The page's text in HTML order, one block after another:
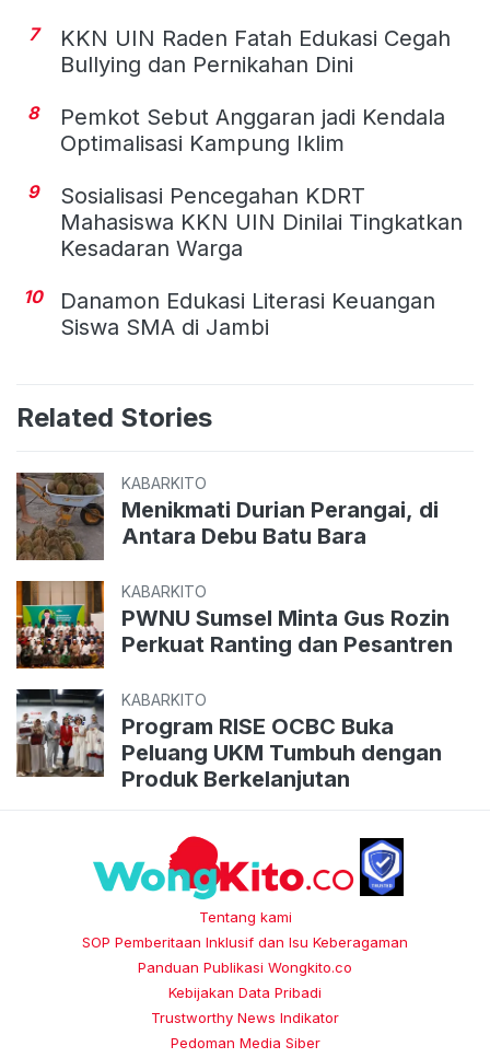
7
KKN UIN Raden Fatah Edukasi Cegah
Bullying dan Pernikahan Dini
8
Pemkot Sebut Anggaran jadi Kendala
Optimalisasi Kampung Iklim
9
Sosialisasi Pencegahan KDRT
Mahasiswa KKN UIN Dinilai Tingkatkan
Kesadaran Warga
10
Danamon Edukasi Literasi Keuangan
Siswa SMA di Jambi
Related Stories
KABARKITO
Menikmati Durian Perangai, di
Antara Debu Batu Bara
KABARKITO
PWNU Sumsel Minta Gus Rozin
Perkuat Ranting dan Pesantren
KABARKITO
Program RISE OCBC Buka
Peluang UKM Tumbuh dengan
Produk Berkelanjutan
Tentang kami
SOP Pemberitaan Inklusif dan Isu Keberagaman
Panduan Publikasi Wongkito.co
Kebijakan Data Pribadi
Trustworthy News Indikator
Pedoman Media Siber